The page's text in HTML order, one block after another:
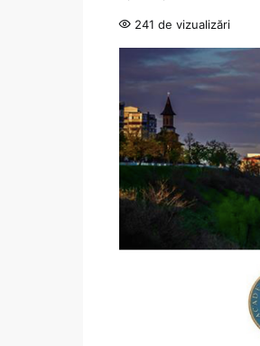
241 de vizualizări